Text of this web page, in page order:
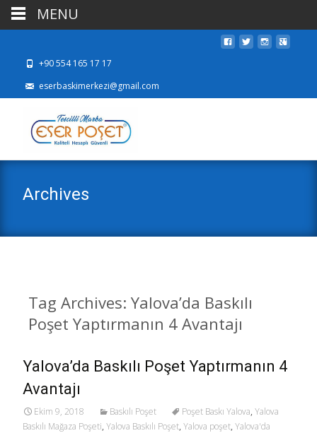
+90 554 165 17 17
eserbaskimerkezi@gmail.com
Archives
Tag Archives: Yalova’da Baskılı
Poşet Yaptırmanın 4 Avantajı
Yalova’da Baskılı Poşet Yaptırmanın 4
Avantajı
Ekim 9, 2018 Baskılı Poşet Poşet Baskı Yalova, Yalova
Baskılı Mağaza Poşeti, Yalova Baskılı Poşet, Yalova poşet, Yalova'da
MENU